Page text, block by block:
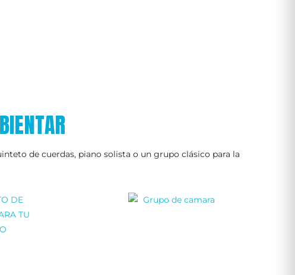
de cuerdas, piano solista o un grupo clásico para la